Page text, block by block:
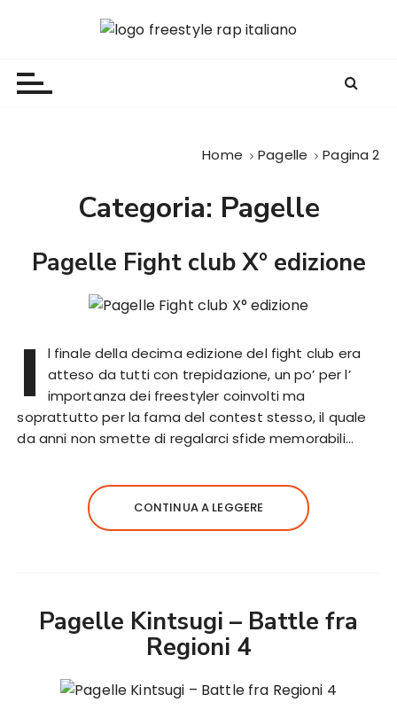
Home Pagelle Pagina 2
Categoria: Pagelle
Pagelle Fight club X° edizione
I
l finale della decima edizione del fight club era
atteso da tutti con trepidazione, un po’ per l’
importanza dei freestyler coinvolti ma
soprattutto per la fama del contest stesso, il quale
da anni non smette di regalarci sfide memorabili…
CONTINUA A LEGGERE
Pagelle Kintsugi – Battle fra
Regioni 4